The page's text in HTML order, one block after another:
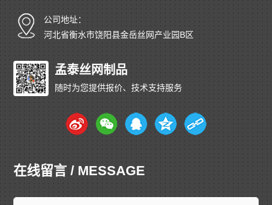
公司地址：
河北省衡水市饶阳县金岳丝网产业园B区
孟泰丝网制品
随时为您提供报价、技术支持服务
在线留言 / MESSAGE